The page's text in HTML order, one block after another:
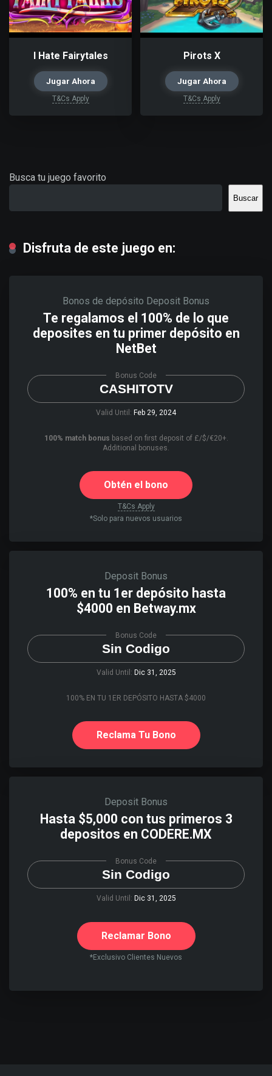
I Hate Fairytales
Jugar Ahora
T&Cs Apply
Pirots X
Jugar Ahora
T&Cs Apply
Busca tu juego favorito
Buscar
Disfruta de este juego en:
Bonos de depósito Deposit Bonus
Te regalamos el 100% de lo que
deposites en tu primer depósito en
NetBet
CASHITOTV
Bonus Code
Valid Until: Feb 29, 2024
100% match bonus based on first deposit of £/$/€20+.
Additional bonuses.
Obtén el bono
T&Cs Apply
*Solo para nuevos usuarios
Deposit Bonus
100% en tu 1er depósito hasta
$4000 en Betway.mx
Sin Codigo
Bonus Code
Valid Until: Dic 31, 2025
100% EN TU 1ER DEPÓSITO HASTA $4000
Reclama Tu Bono
Deposit Bonus
Hasta $5,000 con tus primeros 3
depositos en CODERE.MX
Sin Codigo
Bonus Code
Valid Until: Dic 31, 2025
Reclamar Bono
*Exclusivo Clientes Nuevos